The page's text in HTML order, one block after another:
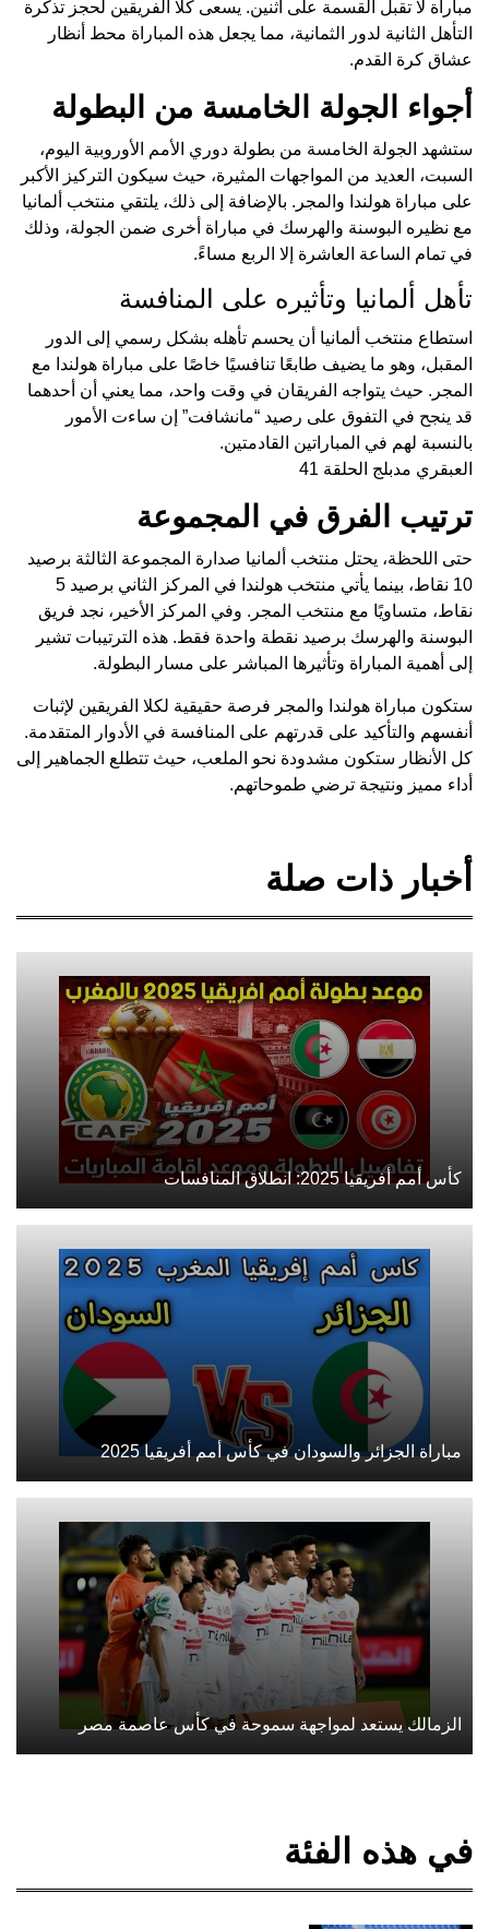
مباراة لا تقبل القسمة على اثنين. يسعى كلا الفريقين لحجز تذكرة
التأهل الثانية لدور الثمانية، مما يجعل هذه المباراة محط أنظار
عشاق كرة القدم.
أجواء الجولة الخامسة من البطولة
ستشهد الجولة الخامسة من بطولة دوري الأمم الأوروبية اليوم،
السبت، العديد من المواجهات المثيرة، حيث سيكون التركيز الأكبر
على مباراة هولندا والمجر. بالإضافة إلى ذلك، يلتقي منتخب ألمانيا
مع نظيره البوسنة والهرسك في مباراة أخرى ضمن الجولة، وذلك
في تمام الساعة العاشرة إلا الربع مساءً.
تأهل ألمانيا وتأثيره على المنافسة
استطاع منتخب ألمانيا أن يحسم تأهله بشكل رسمي إلى الدور
المقبل، وهو ما يضيف طابعًا تنافسيًا خاصًا على مباراة هولندا مع
المجر. حيث يتواجه الفريقان في وقت واحد، مما يعني أن أحدهما
قد ينجح في التفوق على رصيد “مانشافت” إن ساءت الأمور
بالنسبة لهم في المباراتين القادمتين.
العبقري مدبلج الحلقة 41
ترتيب الفرق في المجموعة
حتى اللحظة، يحتل منتخب ألمانيا صدارة المجموعة الثالثة برصيد
10 نقاط، بينما يأتي منتخب هولندا في المركز الثاني برصيد 5
نقاط، متساويًا مع منتخب المجر. وفي المركز الأخير، نجد فريق
البوسنة والهرسك برصيد نقطة واحدة فقط. هذه الترتيبات تشير
إلى أهمية المباراة وتأثيرها المباشر على مسار البطولة.
ستكون مباراة هولندا والمجر فرصة حقيقية لكلا الفريقين لإثبات
أنفسهم والتأكيد على قدرتهم على المنافسة في الأدوار المتقدمة.
كل الأنظار ستكون مشدودة نحو الملعب، حيث تتطلع الجماهير إلى
أداء مميز ونتيجة ترضي طموحاتهم.
أخبار ذات صلة
كأس أمم أفريقيا 2025: انطلاق المنافسات
مباراة الجزائر والسودان في كأس أمم أفريقيا 2025
الزمالك يستعد لمواجهة سموحة في كأس عاصمة مصر
في هذه الفئة